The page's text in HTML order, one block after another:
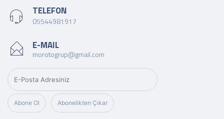
TELEFON
05544981917
E-MAIL
morotogrup@gmail.com
Abone Ol Abonelikten Çıkar